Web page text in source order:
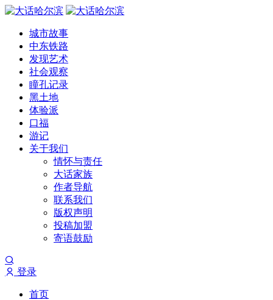
城市故事
中东铁路
发现艺术
社会观察
瞳孔记录
黑土地
体验派
口福
游记
关于我们
情怀与责任
大话家族
作者导航
联系我们
版权声明
投稿加盟
寄语鼓励
登录
首页